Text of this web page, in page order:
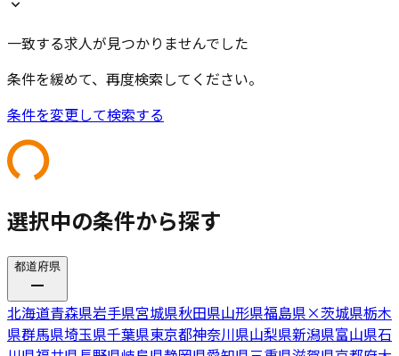
一致する求人が見つかりませんでした
条件を緩めて、再度検索してください。
条件を変更して検索する
選択中の条件から探す
都道府県
北海道青森県岩手県宮城県秋田県山形県福島県×茨城県栃木
県群馬県埼玉県千葉県東京都神奈川県山梨県新潟県富山県石